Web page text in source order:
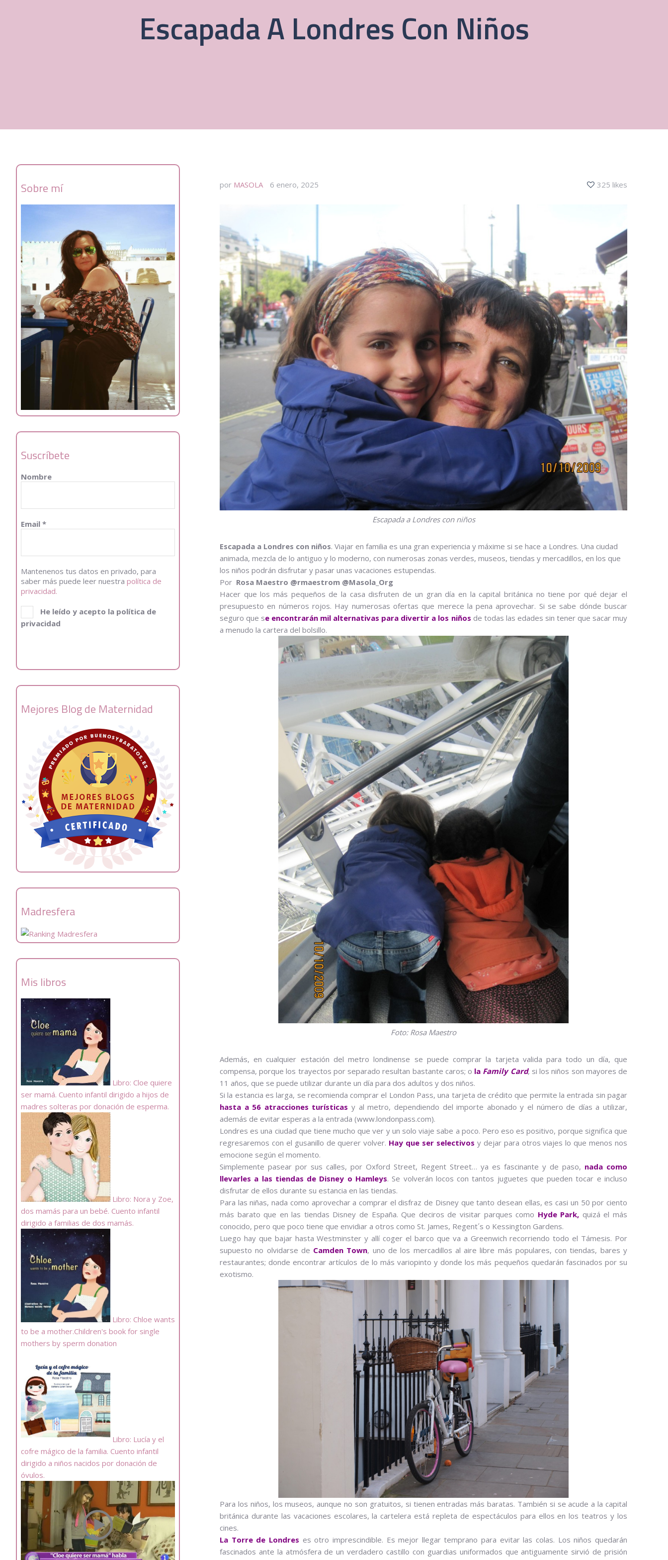
Escapada A Londres Con Niños
Sobre mí
Suscríbete
Nombre
Email *
Mantenenos tus datos en privado, para
saber más puede leer nuestra política de
privacidad.
He leído y acepto la política de
privacidad
Mejores Blog de Maternidad
Madresfera
Mis libros
Libro: Cloe quiere
ser mamá. Cuento infantil dirigido a hijos de
madres solteras por donación de esperma.
Libro: Nora y Zoe,
dos mamás para un bebé. Cuento infantil
dirigido a familias de dos mamás.
Libro: Chloe wants
to be a mother.Children's book for single
mothers by sperm donation
Libro: Lucía y el
cofre mágico de la familia. Cuento infantil
dirigido a niños nacidos por donación de
óvulos.
por MASOLA 6 enero, 2025 325 likes
Escapada a Londres con niños
Escapada a Londres con niños. Viajar en familia es una gran experiencia y máxime si se hace a Londres. Una ciudad
animada, mezcla de lo antiguo y lo moderno, con numerosas zonas verdes, museos, tiendas y mercadillos, en los que
los niños podrán disfrutar y pasar unas vacaciones estupendas.
Por Rosa Maestro @rmaestrom @Masola_Org
Hacer que los más pequeños de la casa disfruten de un gran día en la capital británica no tiene por qué dejar el
presupuesto en números rojos. Hay numerosas ofertas que merece la pena aprovechar. Si se sabe dónde buscar
seguro que se encontrarán mil alternativas para divertir a los niños de todas las edades sin tener que sacar muy
a menudo la cartera del bolsillo.
Foto: Rosa Maestro
Además, en cualquier estación del metro londinense se puede comprar la tarjeta valida para todo un día, que
compensa, porque los trayectos por separado resultan bastante caros; o la Family Card, si los niños son mayores de
11 años, que se puede utilizar durante un día para dos adultos y dos niños.
Si la estancia es larga, se recomienda comprar el London Pass, una tarjeta de crédito que permite la entrada sin pagar
hasta a 56 atracciones turísticas y al metro, dependiendo del importe abonado y el número de días a utilizar,
además de evitar esperas a la entrada (www.londonpass.com).
Londres es una ciudad que tiene mucho que ver y un solo viaje sabe a poco. Pero eso es positivo, porque significa que
regresaremos con el gusanillo de querer volver. Hay que ser selectivos y dejar para otros viajes lo que menos nos
emocione según el momento.
Simplemente pasear por sus calles, por Oxford Street, Regent Street… ya es fascinante y de paso, nada como
llevarles a las tiendas de Disney o Hamleys. Se volverán locos con tantos juguetes que pueden tocar e incluso
disfrutar de ellos durante su estancia en las tiendas.
Para las niñas, nada como aprovechar a comprar el disfraz de Disney que tanto desean ellas, es casi un 50 por ciento
más barato que en las tiendas Disney de España. Que deciros de visitar parques como Hyde Park, quizá el más
conocido, pero que poco tiene que envidiar a otros como St. James, Regent´s o Kessington Gardens.
Luego hay que bajar hasta Westminster y allí coger el barco que va a Greenwich recorriendo todo el Támesis. Por
supuesto no olvidarse de Camden Town, uno de los mercadillos al aire libre más populares, con tiendas, bares y
restaurantes; donde encontrar artículos de lo más variopinto y donde los más pequeños quedarán fascinados por su
exotismo.
Para los niños, los museos, aunque no son gratuitos, si tienen entradas más baratas. También si se acude a la capital
británica durante las vacaciones escolares, la cartelera está repleta de espectáculos para ellos en los teatros y los
cines.
La Torre de Londres es otro imprescindible. Es mejor llegar temprano para evitar las colas. Los niños quedarán
fascinados ante la atmósfera de un verdadero castillo con guardias uniformados que antiguamente sirvió de prisión